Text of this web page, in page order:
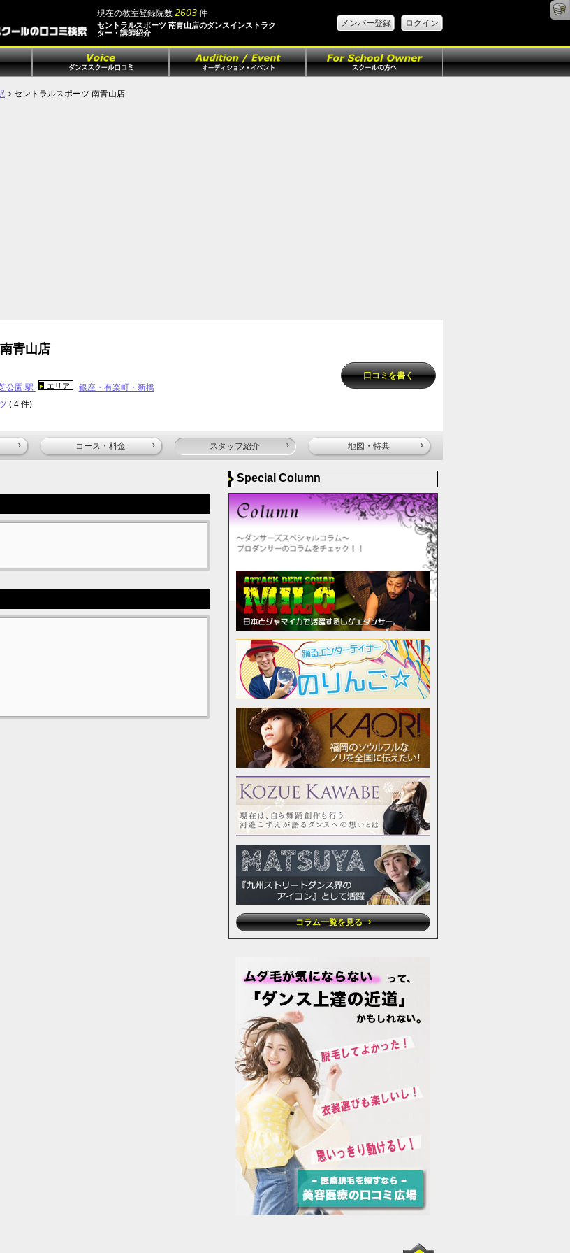
現在の教室登録院数 2603件
セントラルスポーツ 南青山店のダンスインストラク
ター・講師紹介
メンバー登録 ログイン
セントラルスポーツ 南青山店
青山店
公園 駅 エリア 銀座・有楽町・新橋
( 4 件)
口コミを書く
コース・料金 スタッフ紹介 地図・特典
Special Column
コラム一覧を見る